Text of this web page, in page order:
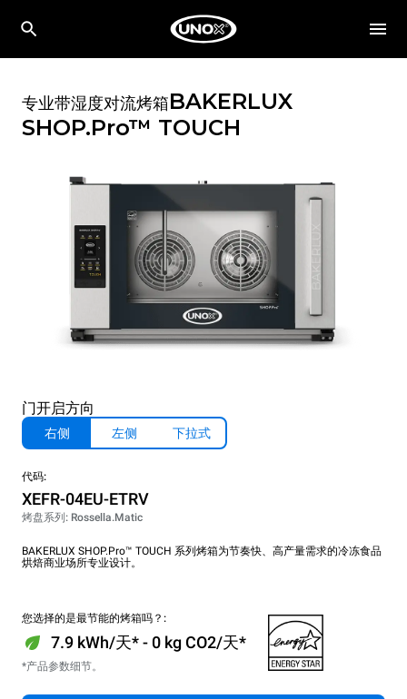
专业带湿度对流烤箱BAKERLUX
SHOP.Pro™ TOUCH
门开启方向
右侧 左侧 下拉式
代码:
XEFR-04EU-ETRV
烤盘系列: Rossella.Matic
BAKERLUX SHOP.Pro™ TOUCH 系列烤箱为节奏快、高产量需求的冷冻食品
烘焙商业场所专业设计。
您选择的是最节能的烤箱吗？:
7.9 kWh/天* - 0 kg CO2/天*
*产品参数细节。